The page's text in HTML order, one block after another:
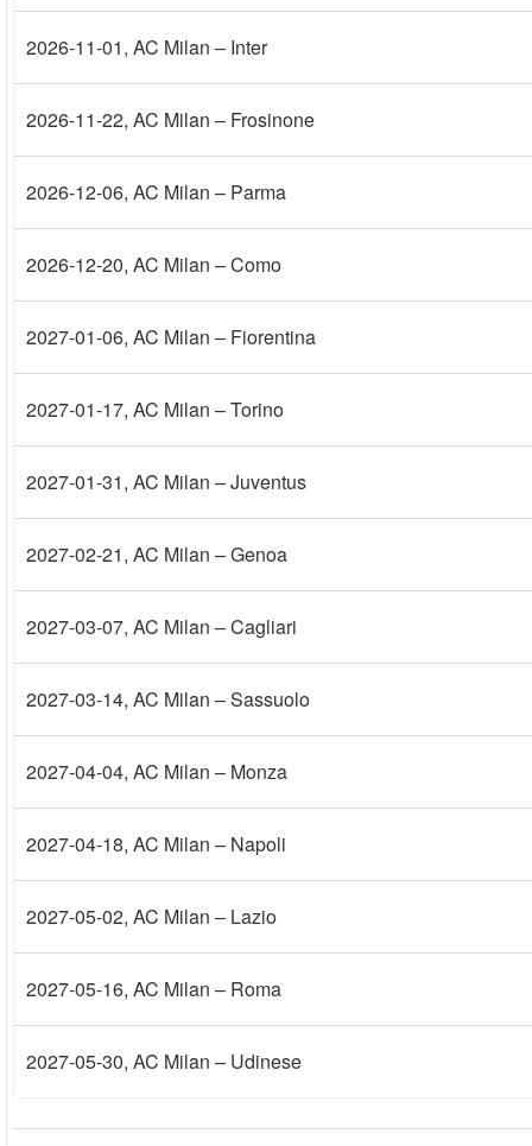
2026-11-01, AC Milan – Inter
2026-11-22, AC Milan – Frosinone
2026-12-06, AC Milan – Parma
2026-12-20, AC Milan – Como
2027-01-06, AC Milan – Fiorentina
2027-01-17, AC Milan – Torino
2027-01-31, AC Milan – Juventus
2027-02-21, AC Milan – Genoa
2027-03-07, AC Milan – Cagliari
2027-03-14, AC Milan – Sassuolo
2027-04-04, AC Milan – Monza
2027-04-18, AC Milan – Napoli
2027-05-02, AC Milan – Lazio
2027-05-16, AC Milan – Roma
2027-05-30, AC Milan – Udinese